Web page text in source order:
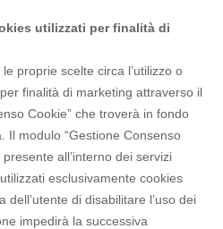
utilizzati per finalità di
proprie scelte circa l’utilizzo o
finalità di marketing attraverso il
Cookie” che troverà in fondo
Il modulo “Gestione Consenso
all’interno dei servizi
esclusivamente cookies
dell’utente di disabilitare l’uso dei
impedirà la successiva